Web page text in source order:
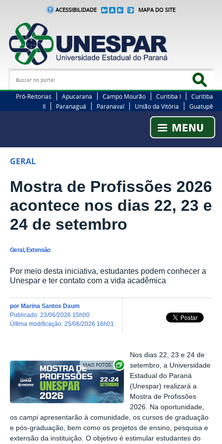
ACESSIBILIDADE MAPA DO SITE
Busca
Pró-Reitorias Apucarana Campo Mourão Curitiba I
Curitiba
II
Paranaguá Paranavaí União da Vitória Guatupê
GERAL
Mostra de Profissões 2026
acontece nos dias 22, 23 e
24 de setembro
Geral, Extensão
Por meio desta iniciativa, estudantes podem conhecer a
Unespar e ter contato com a vida acadêmica
por Marina Santos Daum
publicado: 23/06/2026 15h00
última modificação: 25/06/2026 16h01
Exibir carrossel de imagens
Nos dias 22, 23 e 24 de
setembro, a Universidade
Estadual do Paraná
(Unespar) realizará a
Mostra de Profissões
2026. Na oportunidade,
os campiapresentarão à comunidade, os cursos de graduação
e pós-graduação, bem como os projetos de ensino, pesquisa e
extensão da instituição. O objetivo é estimular estudantes do